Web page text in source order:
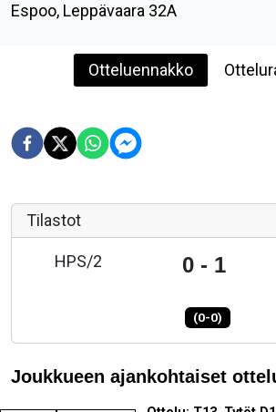
Espoo, Leppävaara 32A
Otteluennakko
Tilastot
HPS/2 0 - 1
(0-0)
Joukkueen ajankohtaiset